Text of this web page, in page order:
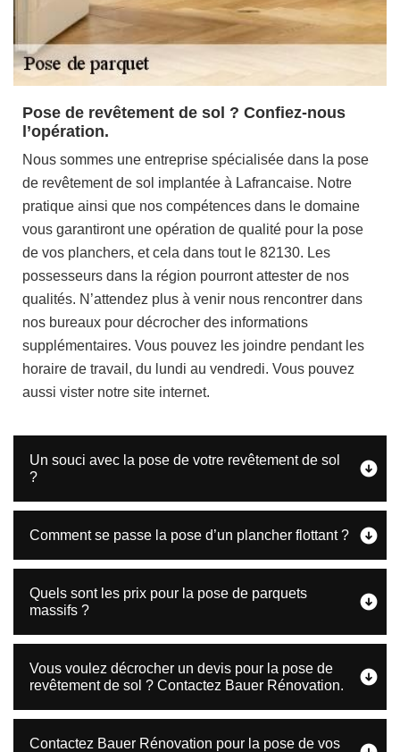
Pose de revêtement de sol ? Confiez-nous
l’opération.
Nous sommes une entreprise spécialisée dans la pose
de revêtement de sol implantée à Lafrancaise. Notre
pratique ainsi que nos compétences dans le domaine
vous garantiront une opération de qualité pour la pose
de vos planchers, et cela dans tout le 82130. Les
possesseurs dans la région pourront attester de nos
qualités. N’attendez plus à venir nous rencontrer dans
nos bureaux pour décrocher des informations
supplémentaires. Vous pouvez les joindre pendant les
horaire de travail, du lundi au vendredi. Vous pouvez
aussi vister notre site internet.
Un souci avec la pose de votre revêtement de sol
?
Comment se passe la pose d’un plancher flottant ?
Quels sont les prix pour la pose de parquets
massifs ?
Vous voulez décrocher un devis pour la pose de
revêtement de sol ? Contactez Bauer Rénovation.
Contactez Bauer Rénovation pour la pose de vos